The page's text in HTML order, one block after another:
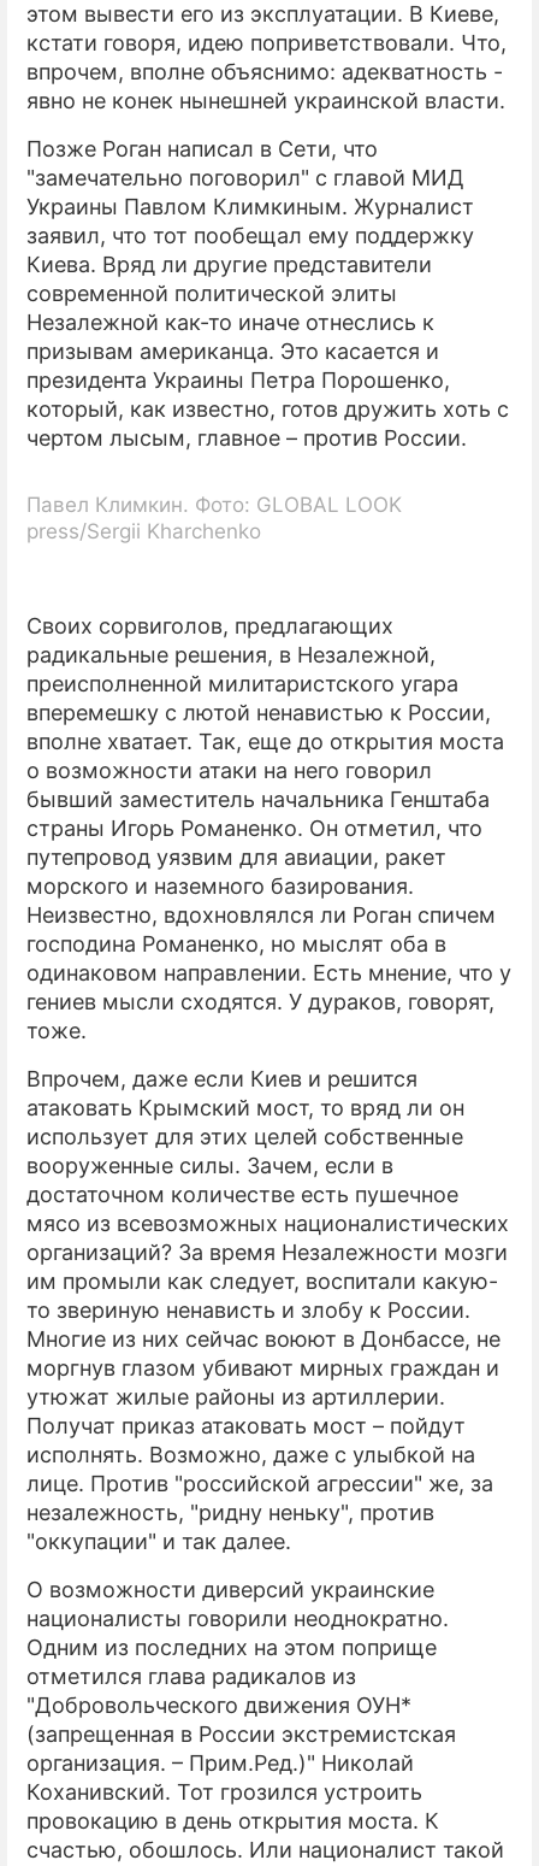
этом вывести его из эксплуатации. В Киеве,
кстати говоря, идею поприветствовали. Что,
впрочем, вполне объяснимо: адекватность -
явно не конек нынешней украинской власти.
Позже Роган написал в Сети, что
"замечательно поговорил" с главой МИД
Украины Павлом Климкиным. Журналист
заявил, что тот пообещал ему поддержку
Киева. Вряд ли другие представители
современной политической элиты
Незалежной как-то иначе отнеслись к
призывам американца. Это касается и
президента Украины Петра Порошенко,
который, как известно, готов дружить хоть с
чертом лысым, главное – против России.
Павел Климкин. Фото: GLOBAL LOOK
press/Sergii Kharchenko
Своих сорвиголов, предлагающих
радикальные решения, в Незалежной,
преисполненной милитаристского угара
вперемешку с лютой ненавистью к России,
вполне хватает. Так, еще до открытия моста
о возможности атаки на него говорил
бывший заместитель начальника Генштаба
страны Игорь Романенко. Он отметил, что
путепровод уязвим для авиации, ракет
морского и наземного базирования.
Неизвестно, вдохновлялся ли Роган спичем
господина Романенко, но мыслят оба в
одинаковом направлении. Есть мнение, что у
гениев мысли сходятся. У дураков, говорят,
тоже.
Впрочем, даже если Киев и решится
атаковать Крымский мост, то вряд ли он
использует для этих целей собственные
вооруженные силы. Зачем, если в
достаточном количестве есть пушечное
мясо из всевозможных националистических
организаций? За время Незалежности мозги
им промыли как следует, воспитали какую-
то звериную ненависть и злобу к России.
Многие из них сейчас воюют в Донбассе, не
моргнув глазом убивают мирных граждан и
утюжат жилые районы из артиллерии.
Получат приказ атаковать мост – пойдут
исполнять. Возможно, даже с улыбкой на
лице. Против "российской агрессии" же, за
незалежность, "ридну неньку", против
"оккупации" и так далее.
О возможности диверсий украинские
националисты говорили неоднократно.
Одним из последних на этом поприще
отметился глава радикалов из
"Добровольческого движения ОУН*
(запрещенная в России экстремистская
организация. – Прим.Ред.)" Николай
Коханивский. Тот грозился устроить
провокацию в день открытия моста. К
счастью, обошлось. Или националист такой